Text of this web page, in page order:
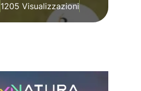
1205 Visualizzazioni